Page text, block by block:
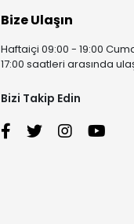
Bize Ulaşın
Haftaiçi 09:00 - 19:00
17:00 saatleri arasında
Bizi Takip Edin